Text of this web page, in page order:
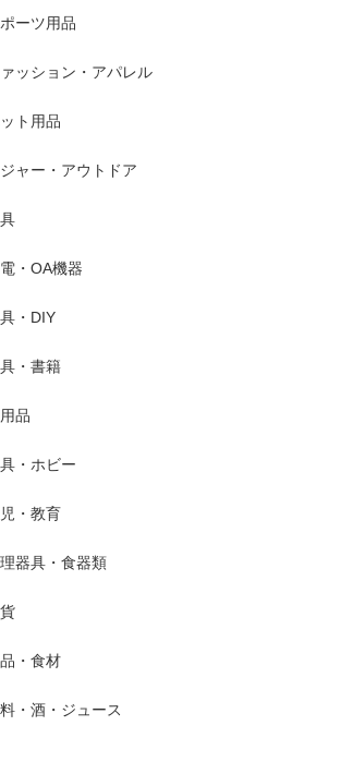
ーツ用品
ッション・アパレル
ト用品
ャー・アウトドア
・OA機器
・DIY
・書籍
品
・ホビー
・教育
器具・食器類
・食材
・酒・ジュース